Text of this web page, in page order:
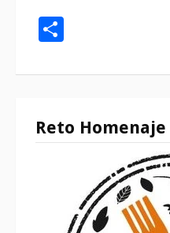
Reto Homenaje